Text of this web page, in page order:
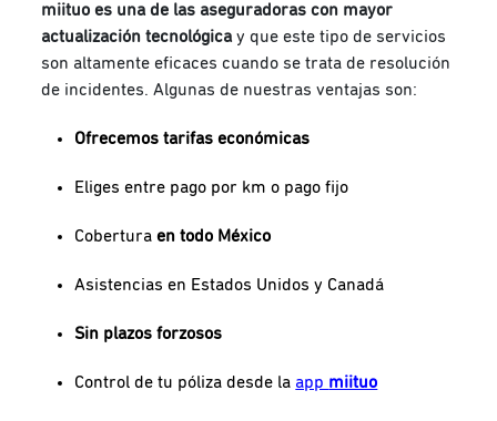
miituoes una de las aseguradoras con mayor
actualización tecnológica y que este tipo de servicios
son altamente eficaces cuando se trata de resolución
de incidentes. Algunas de nuestras ventajas son:
Ofrecemos tarifas económicas
Eliges entre pago por km o pago fijo
Coberturaen todo México
Asistencias en Estados Unidos y Canadá
Sin plazos forzosos
Control de tu póliza desde la app miituo